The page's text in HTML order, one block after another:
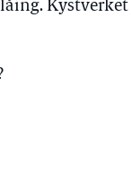
Kystverket